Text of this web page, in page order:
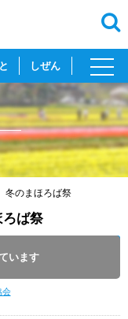
しぜん
toggle
のまほろば祭
ば祭
います
会